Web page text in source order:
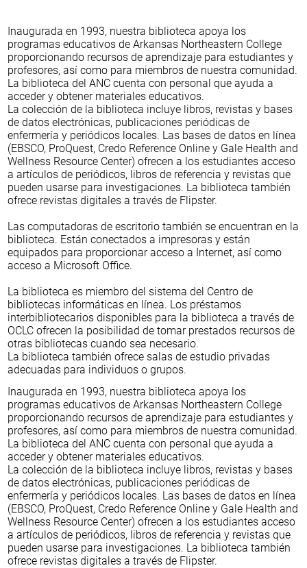
Inaugurada en 1993, nuestra biblioteca apoya los
programas educativos de Arkansas Northeastern College
proporcionando recursos de aprendizaje para estudiantes y
profesores, así como para miembros de nuestra comunidad.
La biblioteca del ANC cuenta con personal que ayuda a
acceder y obtener materiales educativos.
La colección de la biblioteca incluye libros, revistas y bases
de datos electrónicas, publicaciones periódicas de
enfermería y periódicos locales. Las bases de datos en línea
(EBSCO, ProQuest, Credo Reference Online y Gale Health and
Wellness Resource Center) ofrecen a los estudiantes acceso
a artículos de periódicos, libros de referencia y revistas que
pueden usarse para investigaciones. La biblioteca también
ofrece revistas digitales a través de Flipster.
Las computadoras de escritorio también se encuentran en la
biblioteca. Están conectados a impresoras y están
equipados para proporcionar acceso a Internet, así como
acceso a Microsoft Office.
La biblioteca es miembro del sistema del Centro de
bibliotecas informáticas en línea. Los préstamos
interbibliotecarios disponibles para la biblioteca a través de
OCLC ofrecen la posibilidad de tomar prestados recursos de
otras bibliotecas cuando sea necesario.
La biblioteca también ofrece salas de estudio privadas
adecuadas para individuos o grupos.
Inaugurada en 1993, nuestra biblioteca apoya los
programas educativos de Arkansas Northeastern College
proporcionando recursos de aprendizaje para estudiantes y
profesores, así como para miembros de nuestra comunidad.
La biblioteca del ANC cuenta con personal que ayuda a
acceder y obtener materiales educativos.
La colección de la biblioteca incluye libros, revistas y bases
de datos electrónicas, publicaciones periódicas de
enfermería y periódicos locales. Las bases de datos en línea
(EBSCO, ProQuest, Credo Reference Online y Gale Health and
Wellness Resource Center) ofrecen a los estudiantes acceso
a artículos de periódicos, libros de referencia y revistas que
pueden usarse para investigaciones. La biblioteca también
ofrece revistas digitales a través de Flipster.